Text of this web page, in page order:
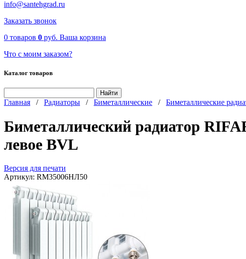
info@santehgrad.ru
Заказать звонок
0 товаров 0 руб. Ваша корзина
Что с моим заказом?
Каталог товаров
Главная / Радиаторы / Биметаллические / Биметаллические
Биметаллический радиатор
левое BVL
Версия для печати
Артикул: RM35006НЛ50